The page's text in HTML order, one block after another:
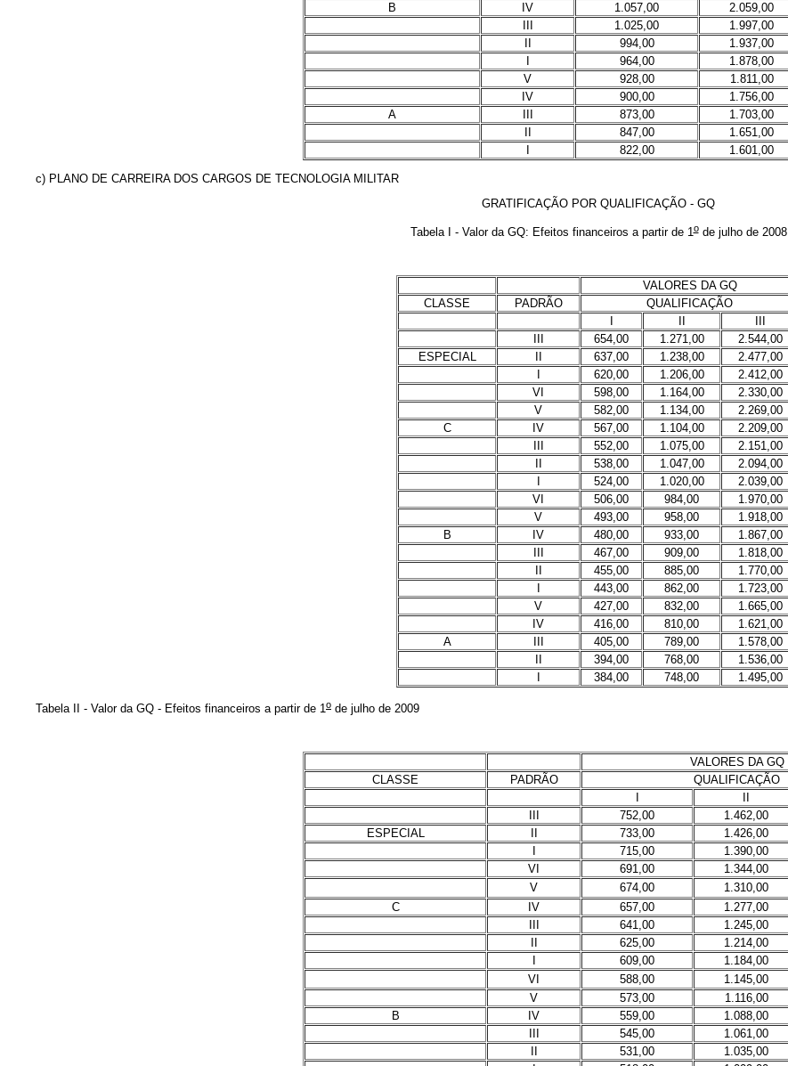
B
IV 1.057,00 2.059,00
1.025,00 1.997,00
994,00 1.937,00
964,00 1.878,00
V
928,00 1.811,00
IV
900,00 1.756,00
A
873,00 1.703,00
847,00 1.651,00
822,00 1.601,00
c) PLANO DE CARREIRA DOS CARGOS DE TECNOLOGIA MILITAR
GRATIFICAÇÃO POR QUALIFICAÇÃO - GQ
Tabela I - Valor da GQ: Efeitos financeiros a partir de 1ode julho de 2008
VALORES DA GQ
CLASSE
PADRÃO
QUALIFICAÇÃO
I
II
III
III
654,00 1.271,00
2.544,00
ESPECIAL
II 637,00 1.238,00
2.477,00
I
620,00 1.206,00
2.412,00
VI
598,00 1.164,00
2.330,00
V
582,00 1.134,00
2.269,00
C
IV 567,00 1.104,00
2.209,00
III
552,00 1.075,00
2.151,00
II
538,00 1.047,00
2.094,00
I
524,00 1.020,00
2.039,00
VI
506,00 984,00
1.970,00
V
493,00 958,00
1.918,00
B
IV 480,00 933,00
1.867,00
III
467,00 909,00
1.818,00
II
455,00 885,00
1.770,00
I
443,00 862,00
1.723,00
V
427,00 832,00
1.665,00
IV
416,00 810,00
1.621,00
A
III 405,00 789,00
1.578,00
II
394,00 768,00
1.536,00
I
384,00 748,00 1.495,00
Tabela II - Valor da GQ - Efeitos financeiros a partir de 1 o de julho de 2009
VALORES DA GQ
CLASSE
PADRÃO
QUALIFICAÇÃO
752,00 1.462,00
ESPECIAL
733,00 1.426,00
715,00 1.390,00
VI
691,00 1.344,00
V
674,00 1.310,00
C
IV 657,00 1.277,00
641,00 1.245,00
625,00 1.214,00
609,00 1.184,00
VI
588,00 1.145,00
V
573,00 1.116,00
B
IV 559,00 1.088,00
545,00 1.061,00
531,00 1.035,00